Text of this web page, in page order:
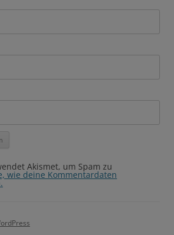
Akismet, um Spam zu
wie deine Kommentardaten